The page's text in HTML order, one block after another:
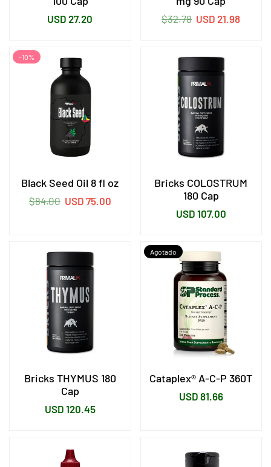
Precio
USD 27.20
Precio
$32.78 USD 21.98
-10%
Black Seed Oil 8 fl oz
Precio
$84.00 USD 75.00
Bricks COLOSTRUM
180 Cap
Precio
USD 107.00
Bricks THYMUS 180
Cap
Precio
USD 120.45
Agotado
Cataplex® A-C-P 360T
Precio
USD 81.66